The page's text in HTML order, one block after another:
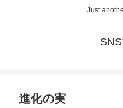
Just
進化の実